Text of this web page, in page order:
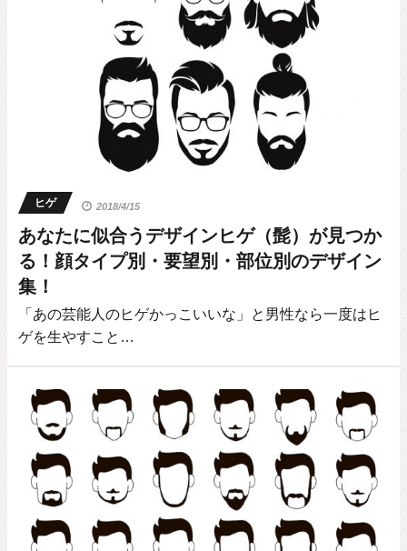
ヒゲ 2018/4/15
あなたに似合うデザインヒゲ（髭）が見つか
る！顔タイプ別・要望別・部位別のデザイン
集！
「あの芸能人のヒゲかっこいいな」と男性なら一度はヒ
ゲを生やすこと…